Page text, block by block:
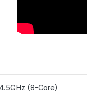
(8-Core)